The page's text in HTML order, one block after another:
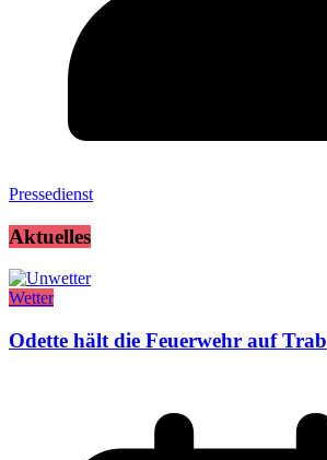
Pressedienst
Aktuelles
Wetter
Odette hält die Feuerwehr auf Trab